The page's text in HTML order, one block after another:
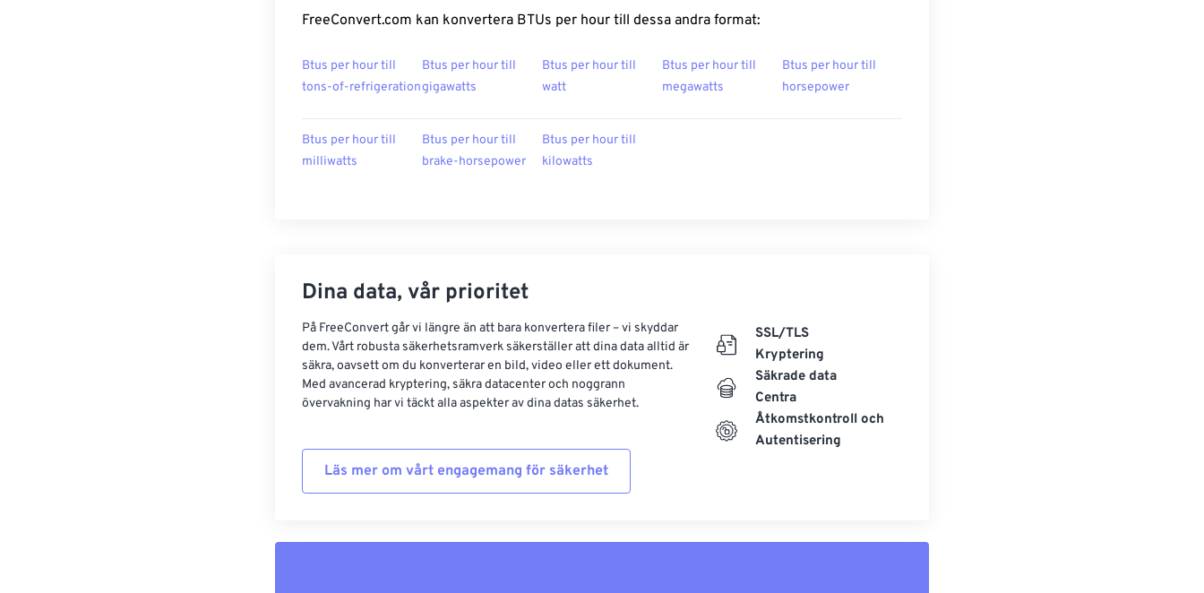
FreeConvert.com kan konvertera BTUs per hour till dessa andra format:
Btus per hour till
tons-of-refrigeration
Btus per hour till
gigawatts
Btus per hour till
watt
Btus per hour till
megawatts
Btus per hour till
horsepower
Btus per hour till
milliwatts
Btus per hour till
brake-horsepower
Btus per hour till
kilowatts
Dina data, vår prioritet
På FreeConvert går vi längre än att bara konvertera filer – vi skyddar
dem. Vårt robusta säkerhetsramverk säkerställer att dina data alltid är
säkra, oavsett om du konverterar en bild, video eller ett dokument.
Med avancerad kryptering, säkra datacenter och noggrann
övervakning har vi täckt alla aspekter av dina datas säkerhet.
Läs mer om vårt engagemang för säkerhet
SSL/TLS
Kryptering
Säkrade data
Centra
Åtkomstkontroll och
Autentisering